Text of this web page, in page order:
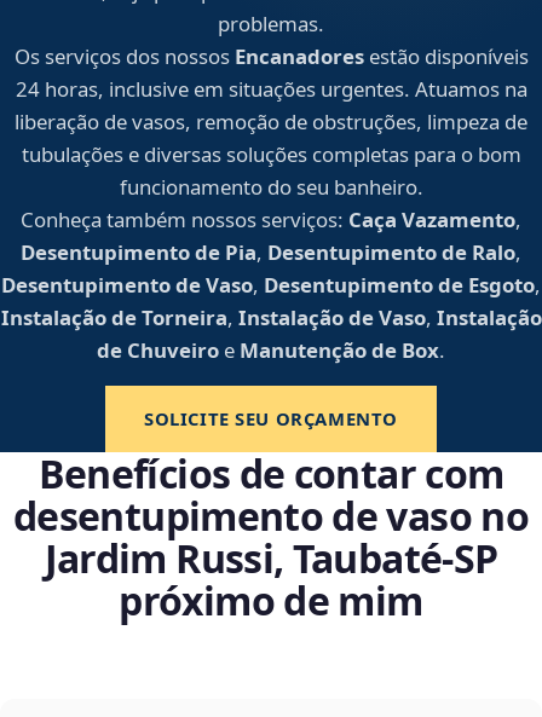
problemas.
Os serviços dos nossos Encanadoresestão disponíveis
24 horas, inclusive em situações urgentes. Atuamos na
liberação de vasos, remoção de obstruções, limpeza de
tubulações e diversas soluções completas para o bom
funcionamento do seu banheiro.
Conheça também nossos serviços: Caça Vazamento,
Desentupimento de Pia, Desentupimento de Ralo,
Desentupimento de Vaso, Desentupimento de Esgoto,
Instalação de Torneira, Instalação de Vaso, Instalação
de Chuveiro e Manutenção de Box.
SOLICITE SEU ORÇAMENTO
Benefícios de contar com
desentupimento de vaso no
Jardim Russi, Taubaté‑SP
próximo de mim